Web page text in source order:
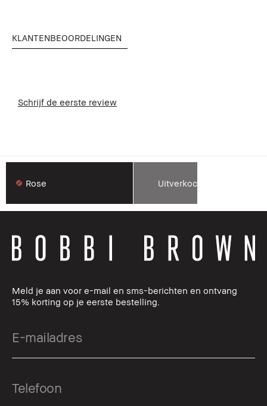
KLANTENBEOORDELINGEN
Schrijf de eerste review
Rose Uitverkocht
Meld je aan voor e-mail en sms-berichten en ontvang
15% korting op je eerste bestelling.